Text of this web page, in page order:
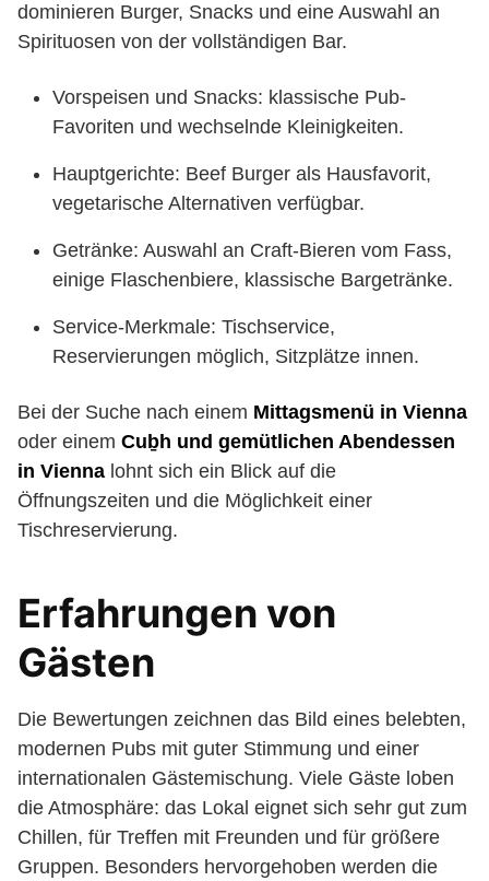
dominieren Burger, Snacks und eine Auswahl an
Spirituosen von der vollständigen Bar.
Vorspeisen und Snacks: klassische Pub-
Favoriten und wechselnde Kleinigkeiten.
Hauptgerichte: Beef Burger als Hausfavorit,
vegetarische Alternativen verfügbar.
Getränke: Auswahl an Craft-Bieren vom Fass,
einige Flaschenbiere, klassische Bargetränke.
Service-Merkmale: Tischservice,
Reservierungen möglich, Sitzplätze innen.
Bei der Suche nach einem Mittagsmenü in Vienna
oder einem Cuḇh und gemütlichen Abendessen
in Vienna lohnt sich ein Blick auf die
Öffnungszeiten und die Möglichkeit einer
Tischreservierung.
Erfahrungen von
Gästen
Die Bewertungen zeichnen das Bild eines belebten,
modernen Pubs mit guter Stimmung und einer
internationalen Gästemischung. Viele Gäste loben
die Atmosphäre: das Lokal eignet sich sehr gut zum
Chillen, für Treffen mit Freunden und für größere
Gruppen. Besonders hervorgehoben werden die